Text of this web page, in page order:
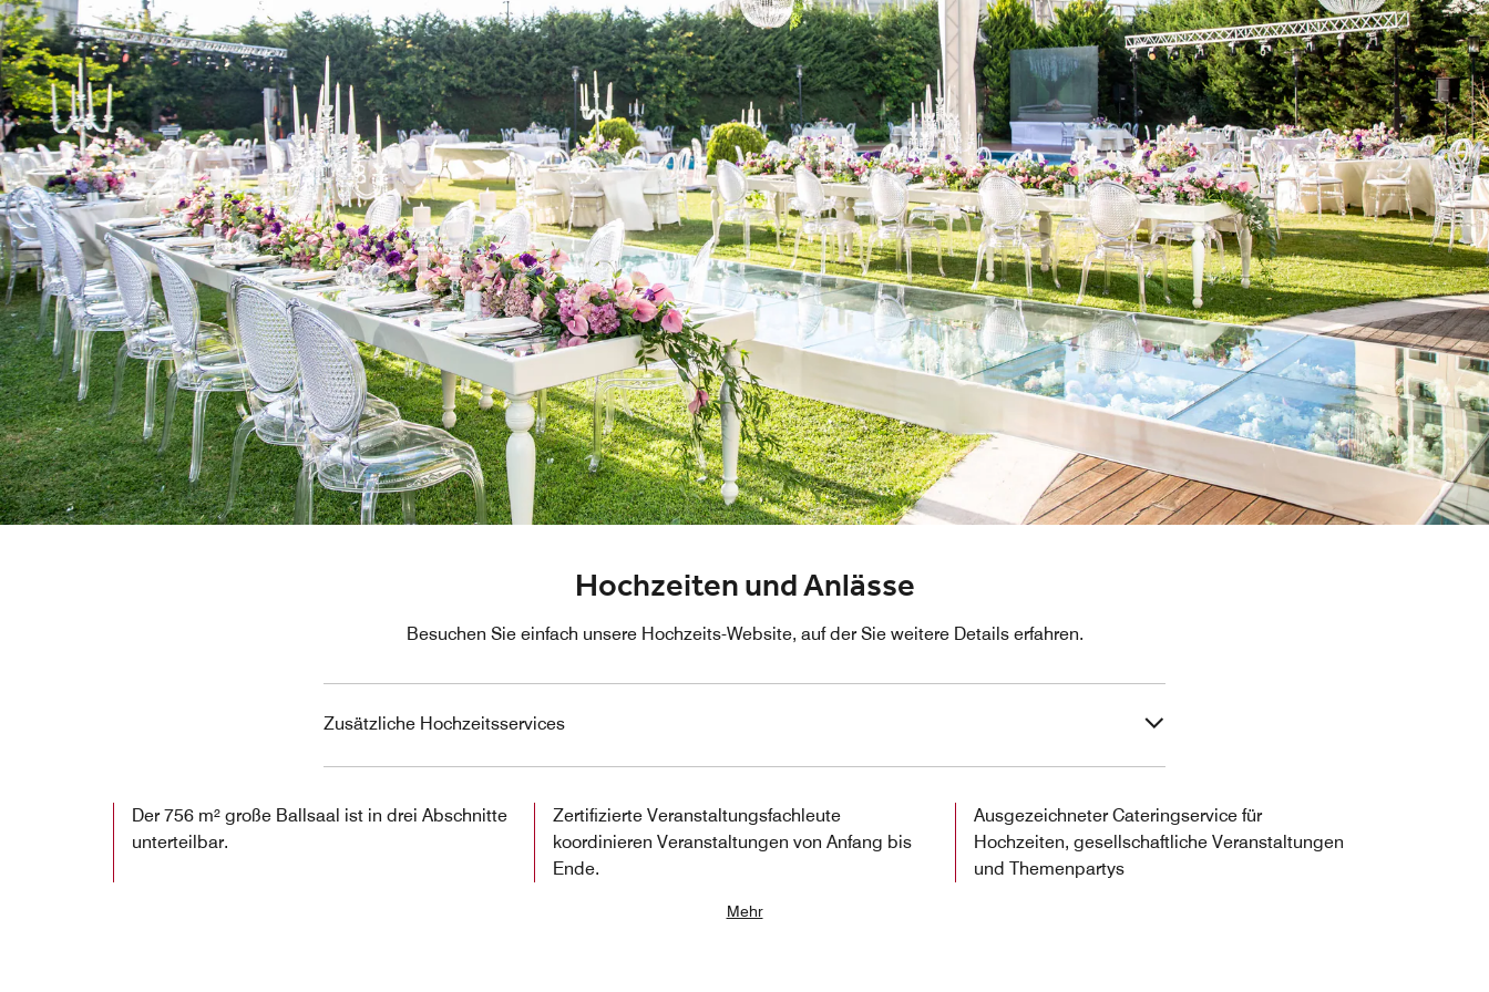
Hochzeiten und Anlässe
Besuchen Sie einfach unsere Hochzeits-Website, auf der Sie weitere Details erfahren.
Zusätzliche Hochzeitsservices
Der 756 m² große Ballsaal ist in drei Abschnitte
unterteilbar.
Zertifizierte Veranstaltungsfachleute
koordinieren Veranstaltungen von Anfang bis
Ende.
Ausgezeichneter Cateringservice für
Hochzeiten, gesellschaftliche Veranstaltungen
und Themenpartys
Mehr